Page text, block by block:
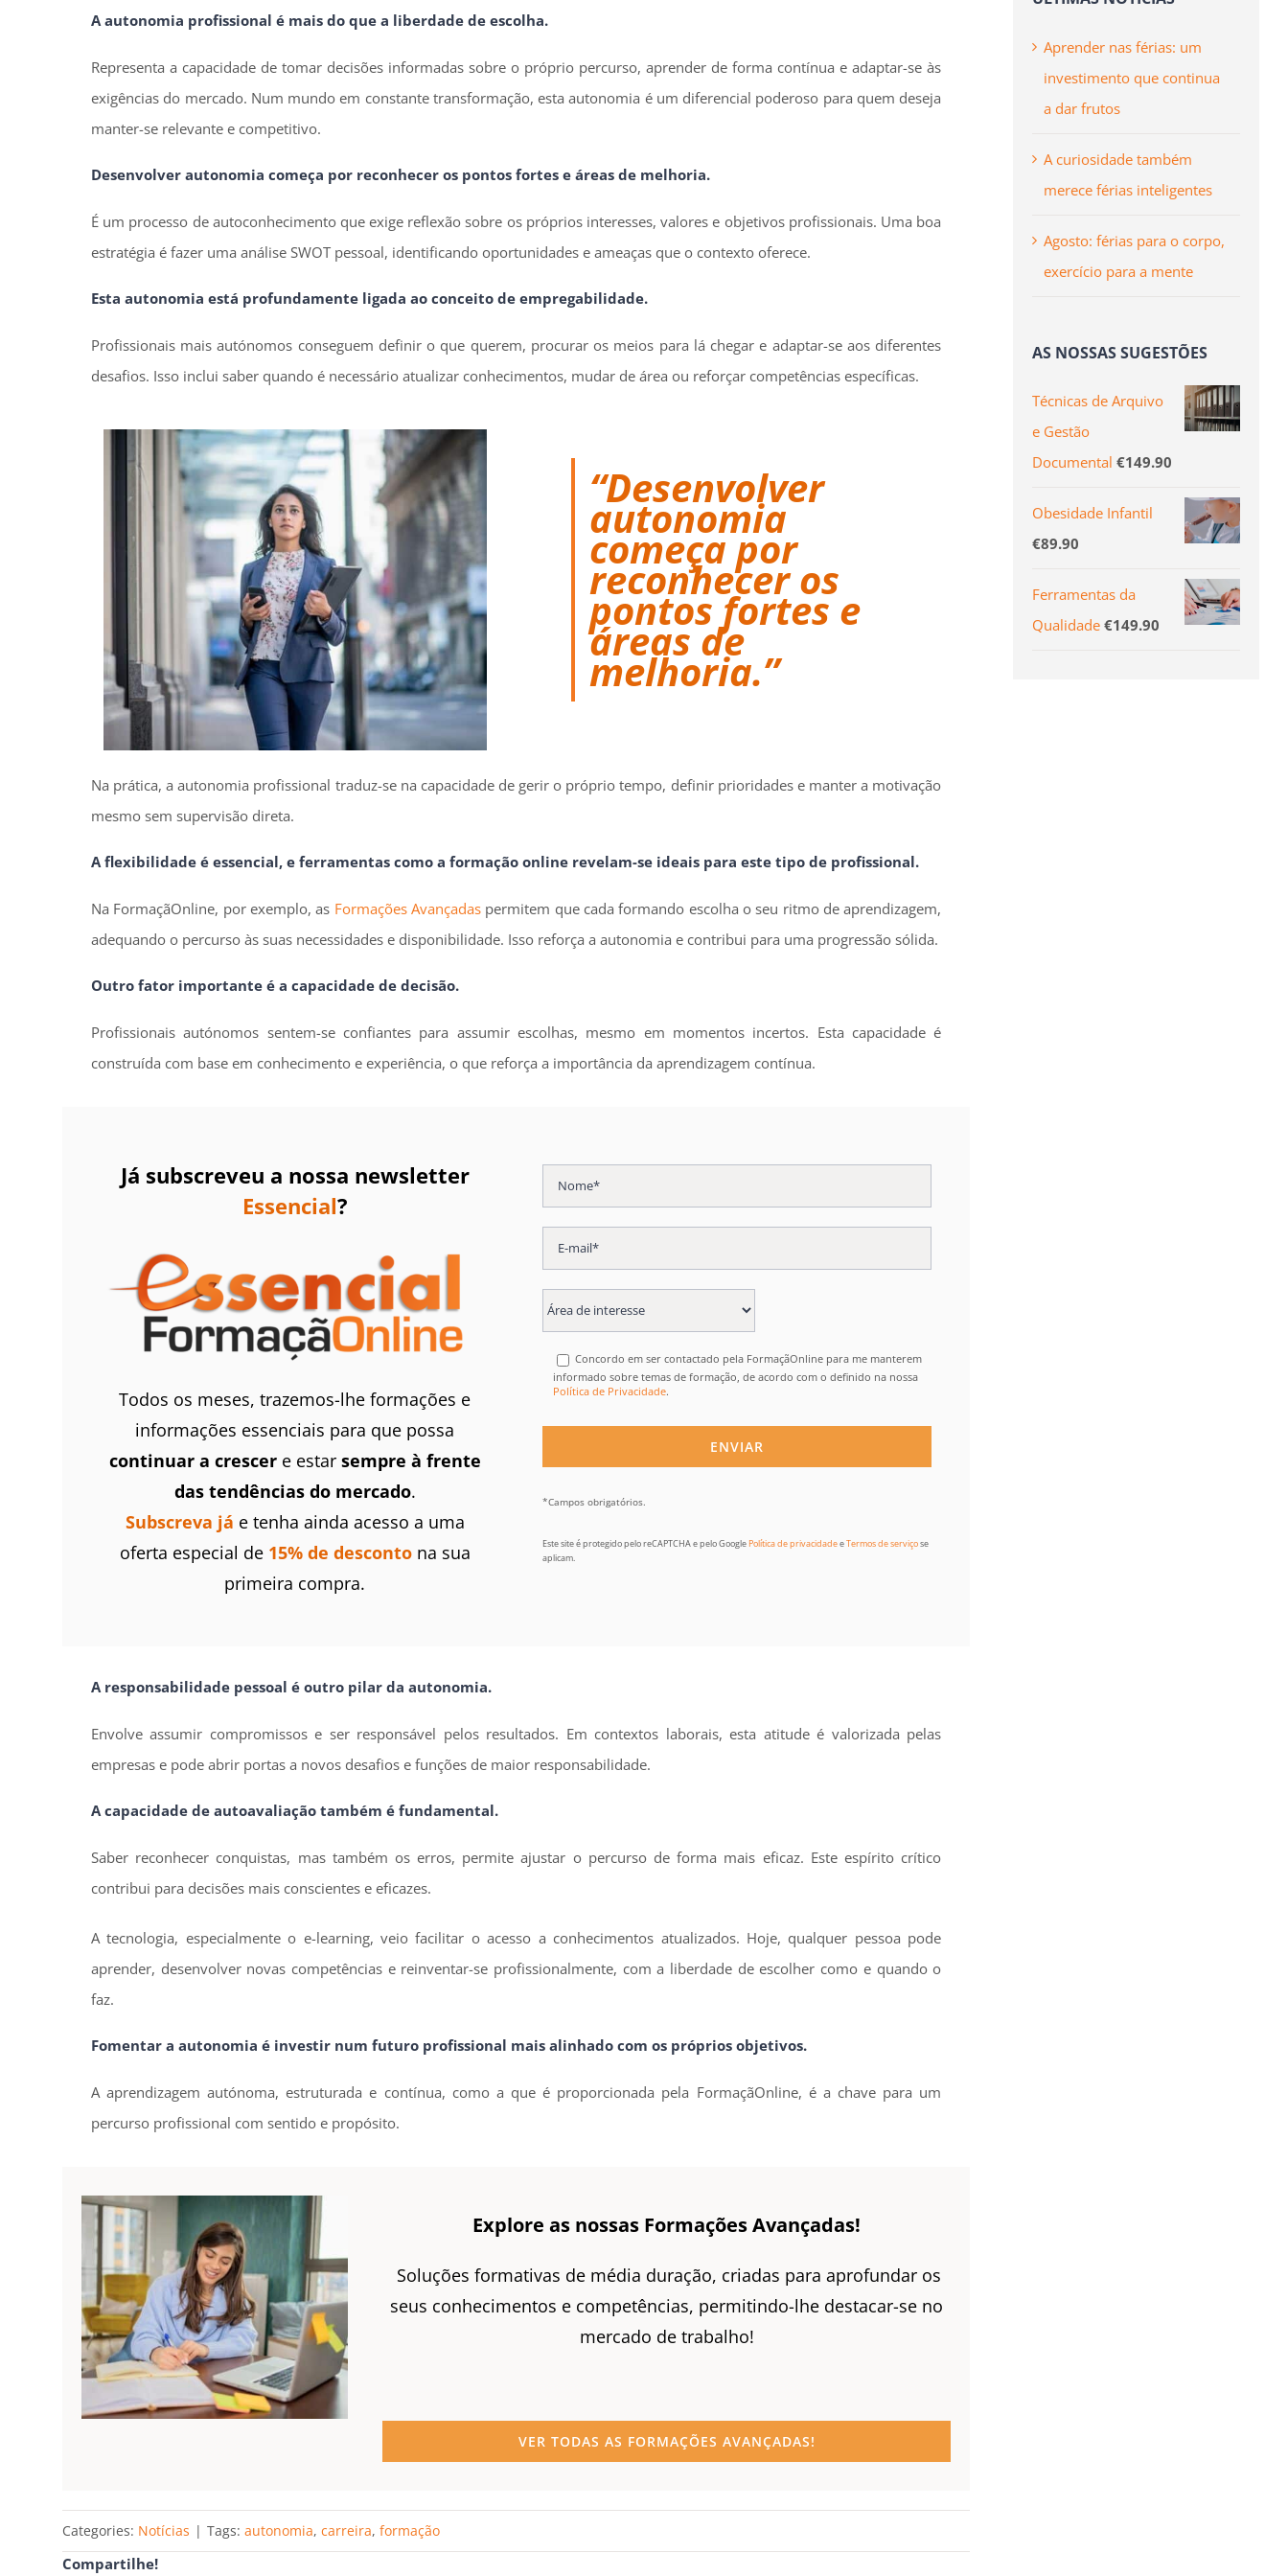
A autonomia profissional é mais do que a liberdade de escolha.
Representa a capacidade de tomar decisões informadas sobre o próprio percurso, aprender de forma contínua e adaptar-se às
exigências do mercado. Num mundo em constante transformação, esta autonomia é um diferencial poderoso para quem deseja
manter-se relevante e competitivo.
Desenvolver autonomia começa por reconhecer os pontos fortes e áreas de melhoria.
É um processo de autoconhecimento que exige reflexão sobre os próprios interesses, valores e objetivos profissionais. Uma boa
estratégia é fazer uma análise SWOT pessoal, identificando oportunidades e ameaças que o contexto oferece.
Esta autonomia está profundamente ligada ao conceito de empregabilidade.
Profissionais mais autónomos conseguem definir o que querem, procurar os meios para lá chegar e adaptar-se aos diferentes
desafios. Isso inclui saber quando é necessário atualizar conhecimentos, mudar de área ou reforçar competências específicas.
“Desenvolver
autonomia
começa por
reconhecer os
pontos fortes e
áreas de
melhoria.”
Na prática, a autonomia profissional traduz-se na capacidade de gerir o próprio tempo, definir prioridades e manter a motivação
mesmo sem supervisão direta.
A flexibilidade é essencial, e ferramentas como a formação online revelam-se ideais para este tipo de profissional.
Na FormaçãOnline, por exemplo, as Formações Avançadaspermitem que cada formando escolha o seu ritmo de aprendizagem,
adequando o percurso às suas necessidades e disponibilidade. Isso reforça a autonomia e contribui para uma progressão sólida.
Outro fator importante é a capacidade de decisão.
Profissionais autónomos sentem-se confiantes para assumir escolhas, mesmo em momentos incertos. Esta capacidade é
construída com base em conhecimento e experiência, o que reforça a importância da aprendizagem contínua.
Já subscreveu a nossa newsletter
Essencial?
Todos os meses, trazemos-lhe formações e
informações essenciais para que possa
continuar a crescere estar sempre à frente
das tendências do mercado.
Subscreva já e tenha ainda acesso a uma
oferta especial de 15% de desconto na sua
primeira compra.
Concordo em ser contactado pela FormaçãOnline para me manterem
informado sobre temas de formação, de acordo com o definido na nossa
Política de Privacidade.
*Campos obrigatórios.
Este site é protegido pelo reCAPTCHA e pelo GooglePolítica de privacidadeeTermos de serviçose
aplicam.
A responsabilidade pessoal é outro pilar da autonomia.
Envolve assumir compromissos e ser responsável pelos resultados. Em contextos laborais, esta atitude é valorizada pelas
empresas e pode abrir portas a novos desafios e funções de maior responsabilidade.
A capacidade de autoavaliação também é fundamental.
Saber reconhecer conquistas, mas também os erros, permite ajustar o percurso de forma mais eficaz. Este espírito crítico
contribui para decisões mais conscientes e eficazes.
A tecnologia, especialmente o e-learning, veio facilitar o acesso a conhecimentos atualizados. Hoje, qualquer pessoa pode
aprender, desenvolver novas competências e reinventar-se profissionalmente, com a liberdade de escolher como e quando o
faz.
Fomentar a autonomia é investir num futuro profissional mais alinhado com os próprios objetivos.
A aprendizagem autónoma, estruturada e contínua, como a que é proporcionada pela FormaçãOnline, é a chave para um
percurso profissional com sentido e propósito.
Explore as nossas Formações Avançadas!
Soluções formativas de média duração, criadas para aprofundar os
seus conhecimentos e competências, permitindo-lhe destacar-se no
mercado de trabalho!
VER TODAS AS FORMAÇÕES AVANÇADAS!
Categories: Notícias | Tags: autonomia, carreira, formação
Compartilhe!
Aprender nas férias: um
investimento que continua
a dar frutos
A curiosidade também
merece férias inteligentes
Agosto: férias para o corpo,
exercício para a mente
AS NOSSAS SUGESTÕES
Técnicas de Arquivo
e Gestão
Documental €149.90
Obesidade Infantil
€89.90
Ferramentas da
Qualidade €149.90